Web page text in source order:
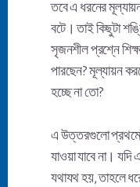
তবে এ ধরনের
বটে। তাই কিছুটা
সৃজনশীল প্রশ্নে
পারছেন? মূল্যায়ন
হচ্ছে না তো?
এ উত্তরগুলো প্রথমেই
যাওয়া যাবে না।
যথাযথ হয়, তাহলে